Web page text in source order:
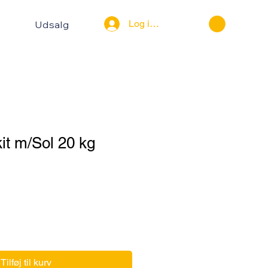
Log ind
Udsalg
m/Sol 20 kg
Tilføj til kurv